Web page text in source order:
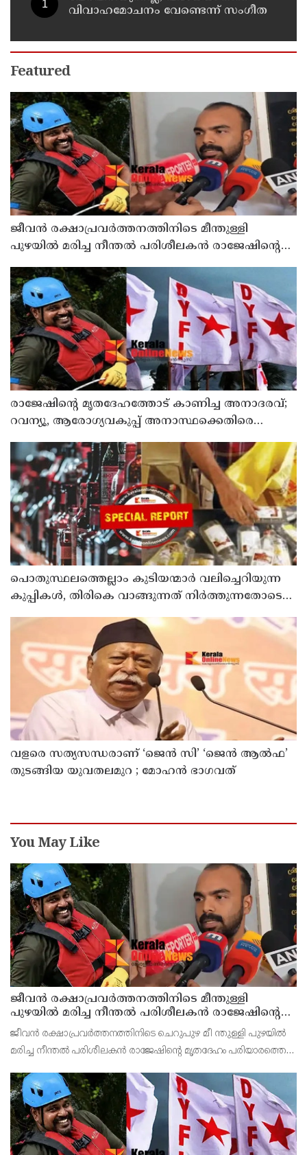
വിവാഹമോചനം വേണ്ടെന്ന് സംഗീത
Featured
ജീവൻ രക്ഷാപ്രവർത്തനത്തിനിടെ മീന്തുള്ളി
പുഴയിൽ മരിച്ച നീന്തൽ പരിശീലകൻ രാജേഷിൻ്റെ
മൃതദേഹത്തോട് അനാദരവ് : റിപ്പോർട്ട് ലഭിച്ചാലുടൻ
നടപടിയെന്ന് കളക്ടർ
രാജേഷിന്റെ മൃതദേഹത്തോട് കാണിച്ച അനാദരവ്;
റവന്യൂ, ആരോഗ്യവകുപ്പ് അനാസ്ഥക്കെതിരെ
കടുത്ത നടപടി വേണം; ഡിവൈഎഫ്ഐ
ശക്തമായ പ്രതിഷേധത്തിലേക്ക്
പൊതുസ്ഥലത്തെല്ലാം കുടിയന്മാര്‍ വലിച്ചെറിയുന്ന
കുപ്പികള്‍, തിരികെ വാങ്ങുന്നത് നിര്‍ത്തുന്നതോടെ
ഇത് ഇരട്ടിക്കും, കോടികളുടെ ലാഭമുള്ള പദ്ധതി
നിര്‍ത്തിയത് എന്തിന്? സര്‍ക്കാരിന്റേത് തലതിരിഞ്ഞ
തീരുമാനമോ?
വളരെ സത്യസന്ധരാണ് ‘ജെൻ സി’ ‘ജെൻ ആൽഫ’
തുടങ്ങിയ യുവതലമുറ ; മോഹൻ ഭാഗവത്
You May Like
ജീവൻ രക്ഷാപ്രവർത്തനത്തിനിടെ മീന്തുള്ളി
പുഴയിൽ മരിച്ച നീന്തൽ പരിശീലകൻ രാജേഷിൻ്റെ
മൃതദേഹത്തോട് അനാദരവ് : റിപ്പോർട്ട് ലഭിച്ചാലുടൻ
നടപടിയെന്ന് കളക്ടർ
ജീവൻ രക്ഷാപ്രവർത്തനത്തിനിടെ ചെറുപുഴ മീ ന്തുള്ളി പുഴയിൽ
മരിച്ച നീന്തൽ പരിശീലകൻ രാജേഷിൻ്റെ മൃതദേഹം പരിയാരത്തെ
പോസ്റ്റുമോർട്ടം നടപടികൾക്കു ശേഷം സ്വദേശമായ തിരുവ